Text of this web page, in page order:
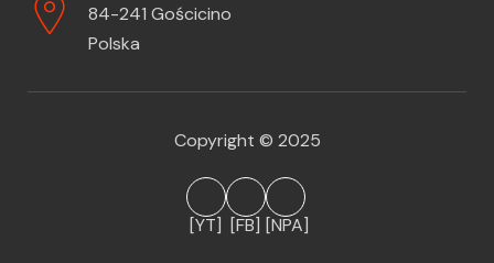
84-241 Gościcino
Polska
Copyright © 2025
[YT] [FB] [NPA]